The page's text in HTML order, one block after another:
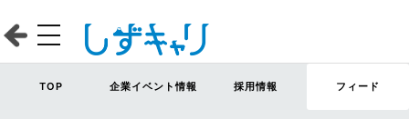
TOP 企業イベント情報 採用情報 フィード